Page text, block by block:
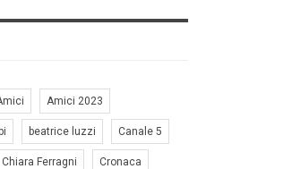
Amici 2023
beatrice luzzi Canale 5
Chiara Ferragni Cronaca